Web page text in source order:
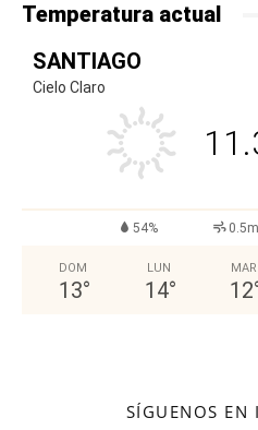
Temperatura actual
SANTIAGO
Cielo Claro
54%
DOM
13°
LUN
14°
MAR
12
SÍGUENOS EN